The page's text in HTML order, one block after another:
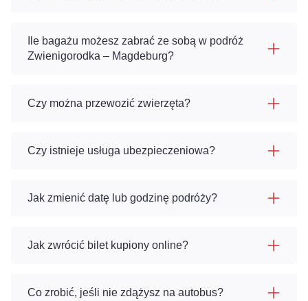
Ile bagażu możesz zabrać ze sobą w podróż
Zwienigorodka – Magdeburg?
Czy można przewozić zwierzęta?
Czy istnieje usługa ubezpieczeniowa?
Jak zmienić datę lub godzinę podróży?
Jak zwrócić bilet kupiony online?
Co zrobić, jeśli nie zdążysz na autobus?